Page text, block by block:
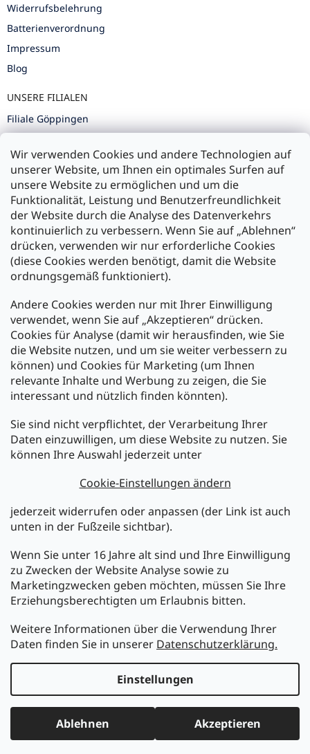
Wir verwenden Cookies und andere Technologien auf
unserer Website, um Ihnen ein optimales Surfen auf
unsere Website zu ermöglichen und um die
Funktionalität, Leistung und Benutzerfreundlichkeit
der Website durch die Analyse des Datenverkehrs
kontinuierlich zu verbessern. Wenn Sie auf „Ablehnen“
drücken, verwenden wir nur erforderliche Cookies
(diese Cookies werden benötigt, damit die Website
ordnungsgemäß funktioniert).
Andere Cookies werden nur mit Ihrer Einwilligung
verwendet, wenn Sie auf „Akzeptieren“ drücken.
Cookies für Analyse (damit wir herausfinden, wie Sie
die Website nutzen, und um sie weiter verbessern zu
können) und Cookies für Marketing (um Ihnen
relevante Inhalte und Werbung zu zeigen, die Sie
interessant und nützlich finden könnten).
Sie sind nicht verpflichtet, der Verarbeitung Ihrer
Daten einzuwilligen, um diese Website zu nutzen. Sie
können Ihre Auswahl jederzeit unter
Cookie-Einstellungen ändern
jederzeit widerrufen oder anpassen (der Link ist auch
unten in der Fußzeile sichtbar).
Wenn Sie unter 16 Jahre alt sind und Ihre Einwilligung
zu Zwecken der Website Analyse sowie zu
Marketingzwecken geben möchten, müssen Sie Ihre
Erziehungsberechtigten um Erlaubnis bitten.
Weitere Informationen über die Verwendung Ihrer
Daten finden Sie in unserer Datenschutzerklärung.
Einstellungen
Ablehnen Akzeptieren
Widerrufsbelehrung
Batterienverordnung
Impressum
Blog
UNSERE FILIALEN
Filiale Göppingen
Filiale Ulm
Zahlung und Versand
Versand mit:
Zahlarten:
Newsletter abonnieren
Legen Sie Ihre E-Mail ein und wir werden Ihnen Informationen
über neue Produkte in unserem E-Shop zusenden.
E-Mail
Melden Sie sich jetzt für den mükra Newsletter an,
kostenlos und jederzeit kündbar! Mit der Anmeldung zum
Newsletter bestätigen Sie Ihr Einverständnis mit der
Datenschutzerklärung.
ANMELDEN
MüKRA electronic Vertriebs GmbH
Rechte vorbehalten.
Cookie-Einstellungen ändern